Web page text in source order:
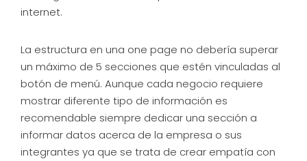
internet.
La estructura en una one page no debería superar
un máximo de 5 secciones que estén vinculadas al
botón de menú. Aunque cada negocio requiere
mostrar diferente tipo de información es
recomendable siempre dedicar una sección a
informar datos acerca de la empresa o sus
integrantes ya que se trata de crear empatía con